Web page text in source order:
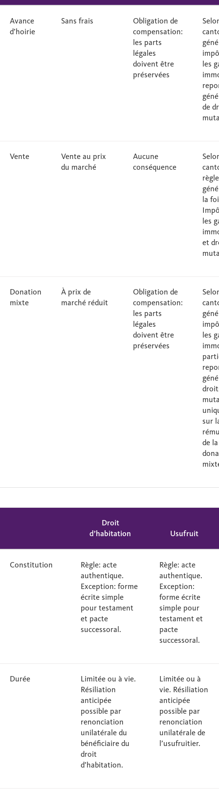
Avance
d’hoirie
Sans frais
Obligation de
compensation:
les parts
légales
doivent être
préservées
les
de
Vente
Vente au prix
du marché
Aucune
conséquence
règle
la
les
et
Donation
mixte
À prix de
marché réduit
Obligation de
compensation:
les parts
légales
doivent être
préservées
les
sur
de la
Droit
d’habitation
Usufruit
Constitution
Règle: acte
authentique.
Exception: forme
écrite simple
pour testament
et pacte
successoral.
Règle: acte
authentique.
Exception:
forme écrite
simple pour
testament et
pacte
successoral.
Durée
Limitée ou à vie.
Résiliation
anticipée
possible par
renonciation
unilatérale du
bénéficiaire du
droit
d’habitation.
Limitée ou à
vie. Résiliation
anticipée
possible par
renonciation
unilatérale de
l’usufruitier.